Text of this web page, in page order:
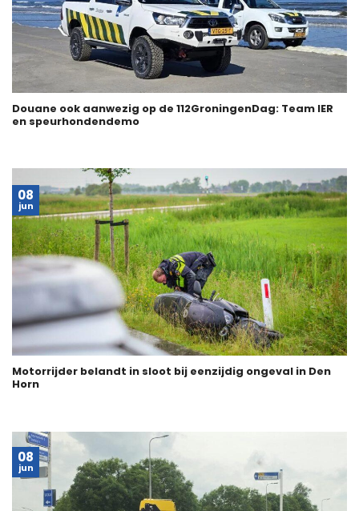
Douane ook aanwezig op de 112GroningenDag: Team IER
en speurhondendemo
Motorrijder belandt in sloot bij eenzijdig ongeval in Den
Horn
08
jun
08
jun